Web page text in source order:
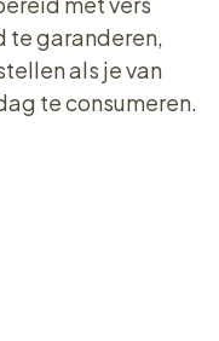
te garanderen,
als je van
te consumeren.